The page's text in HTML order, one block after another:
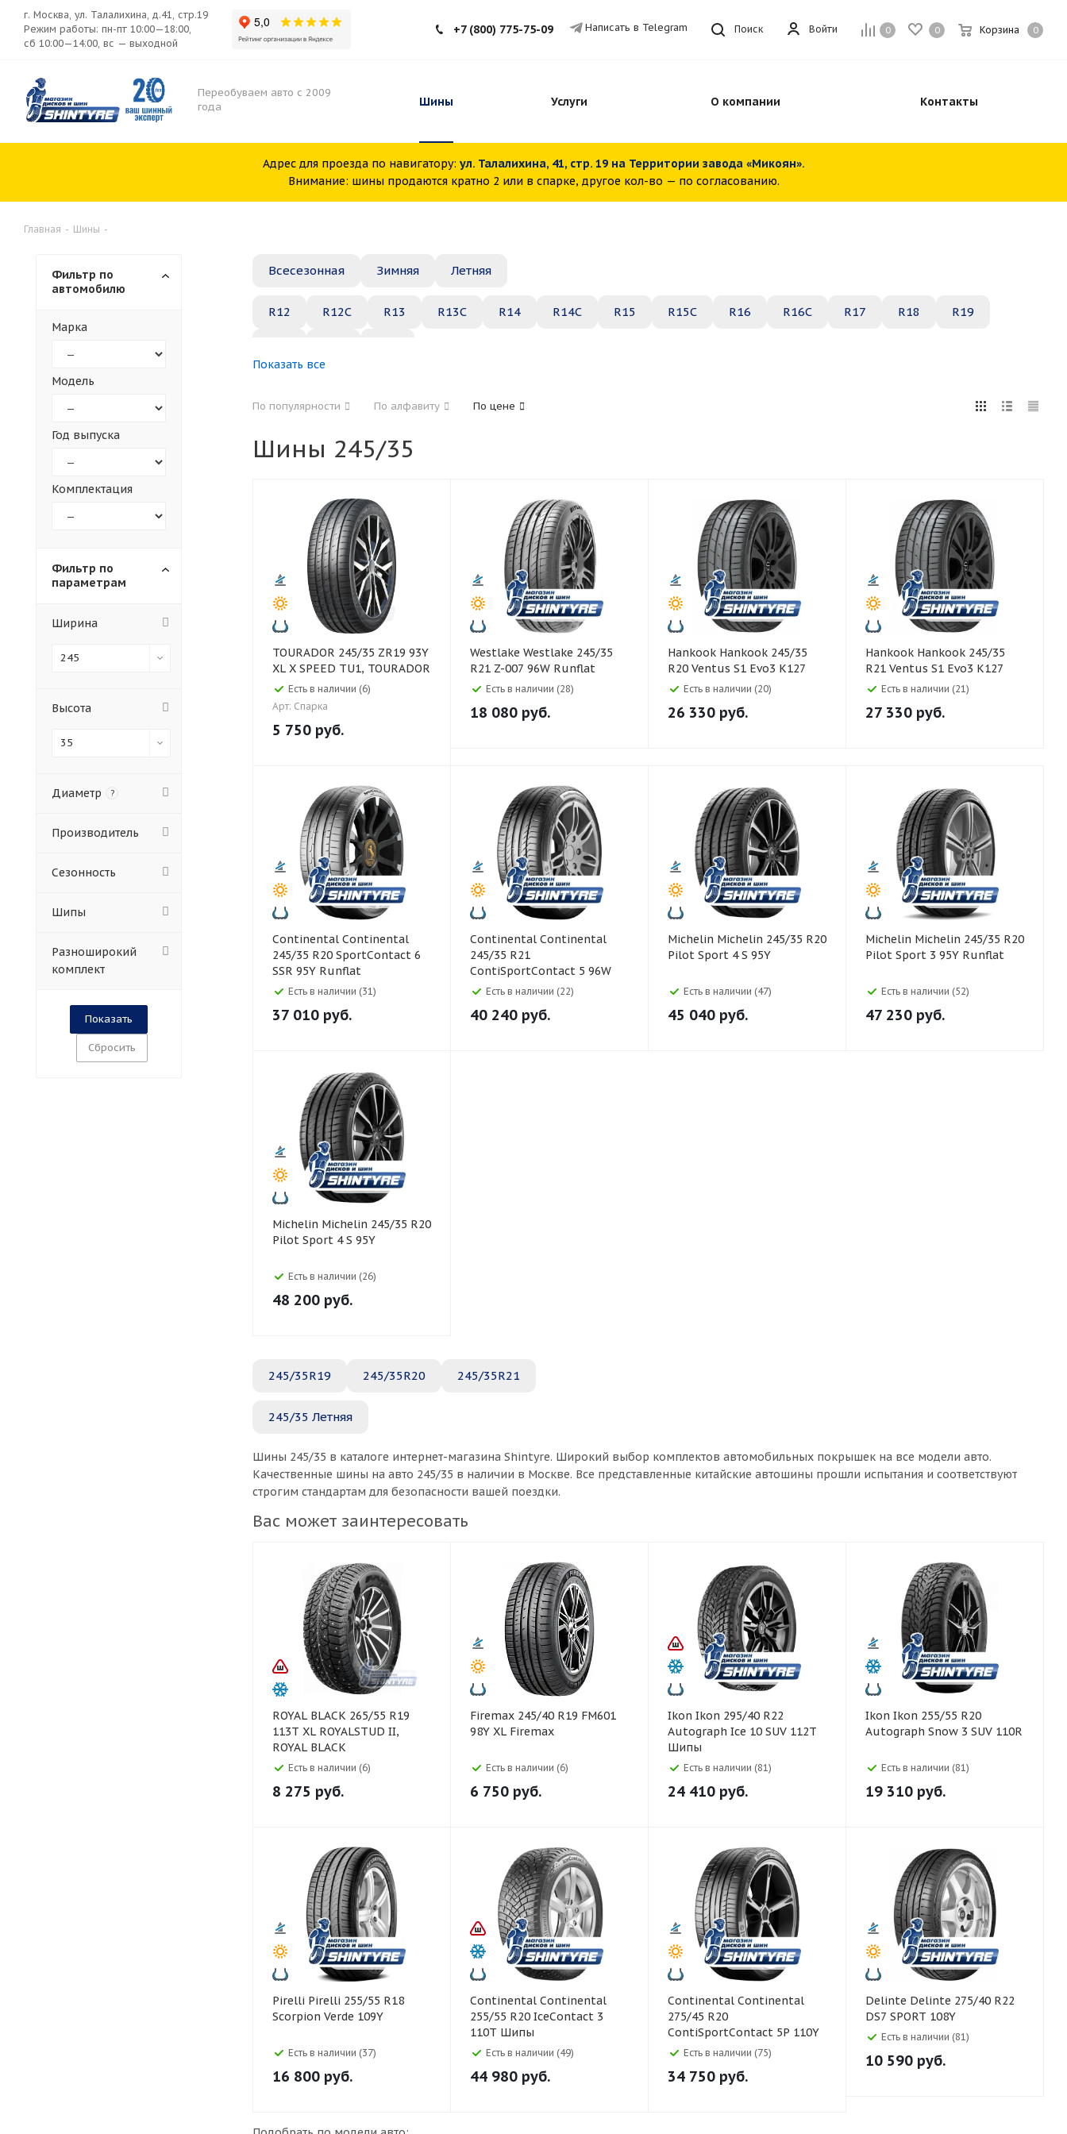
0 0 Корзина 0
Войти
г. Москва, ул. Талалихина, д.41, стр.19
Режим работы: пн-пт 10:00—18:00,
сб 10:00—14:00, вс — выходной
Поиск
+7 (800) 775-75-09 Написать в Telegram
Переобуваем авто с 2009
года
Шины Услуги О компании Контакты
Адрес для проезда по навигатору: ул. Талалихина, 41, стр. 19 на Территории завода «Микоян».
Внимание: шины продаются кратно 2 или в спарке, другое кол-во — по согласованию.
Главная - Шины -
Всесезонная Зимняя Летняя
R12 R12C R13 R13C R14 R14C R15 R15C R16 R16C R17 R18 R19
30 35 40 45
Показать все
По популярности По алфавиту По цене
Шины 245/35
TOURADOR 245/35 ZR19 93Y
XL X SPEED TU1, TOURADOR
Есть в наличии (6)
Арт: Спарка
5 750 руб.
Westlake Westlake 245/35
R21 Z-007 96W Runflat
Есть в наличии (28)
18 080 руб.
Hankook Hankook 245/35
R20 Ventus S1 Evo3 K127
95YЕсть в наличии (20)
26 330 руб.
Hankook Hankook 245/35
R21 Ventus S1 Evo3 K127
96YЕсть в наличии (21)
27 330 руб.
Continental Continental
245/35 R20 SportContact 6
SSR 95Y Runflat
Есть в наличии (31)
37 010 руб.
Continental Continental
245/35 R21
ContiSportContact 5 96W
Есть в наличии (22)
40 240 руб.
Michelin Michelin 245/35 R20
Pilot Sport 4 S 95Y
Есть в наличии (47)
45 040 руб.
Michelin Michelin 245/35 R20
Pilot Sport 3 95Y Runflat
Есть в наличии (52)
47 230 руб.
Michelin Michelin 245/35 R20
Pilot Sport 4 S 95Y
Есть в наличии (26)
48 200 руб.
245/35R19 245/35R20 245/35R21
245/35 Летняя
Шины 245/35 в каталоге интернет-магазина Shintyre. Широкий выбор комплектов автомобильных покрышек на все модели авто.
Качественные шины на авто 245/35 в наличии в Москве. Все представленные китайские автошины прошли испытания и соответствуют
строгим стандартам для безопасности вашей поездки.
Вас может заинтересовать
ROYAL BLACK 265/55 R19
113T XL ROYALSTUD II,
ROYAL BLACK
Есть в наличии (6)
8 275 руб.
Firemax 245/40 R19 FM601
98Y XL Firemax
Есть в наличии (6)
6 750 руб.
Ikon Ikon 295/40 R22
Autograph Ice 10 SUV 112T
Шипы
Есть в наличии (81)
24 410 руб.
Ikon Ikon 255/55 R20
Autograph Snow 3 SUV 110R
Есть в наличии (81)
19 310 руб.
Pirelli Pirelli 255/55 R18
Scorpion Verde 109Y
Есть в наличии (37)
16 800 руб.
Continental Continental
255/55 R20 IceContact 3
110T Шипы
Есть в наличии (49)
44 980 руб.
Continental Continental
275/45 R20
ContiSportContact 5P 110Y
Есть в наличии (75)
34 750 руб.
Delinte Delinte 275/40 R22
DS7 SPORT 108Y
Есть в наличии (81)
10 590 руб.
Фильтр по
автомобилю
Марка
Модель
Год выпуска
Комплектация
Фильтр по
параметрам
Ширина
245
Высота
35
Диаметр ?
Производитель
Сезонность
Шипы
Разноширокий
комплект
Сбросить